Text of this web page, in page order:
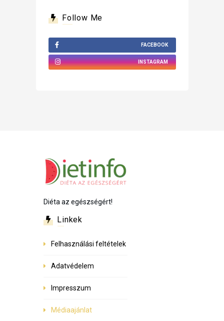
Follow Me
FACEBOOK
INSTAGRAM
Diéta az egészségért!
Linkek
Felhasználási feltételek
Adatvédelem
Impresszum
Médiaajánlat